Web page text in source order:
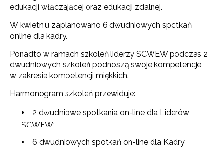
edukacji włączającej oraz edukacji zdalnej.
W kwietniu zaplanowano 6 dwudniowych spotkań
online dla kadry.
Ponadto w ramach szkoleń liderzy SCWEW podczas 2
dwudniowych szkoleń podnoszą swoje kompetencje
w zakresie kompetencji miękkich.
Harmonogram szkoleń przewiduje:
2 dwudniowe spotkania on-line dla Liderów
SCWEW;
6 dwudniowych spotkań on-line dla Kadry